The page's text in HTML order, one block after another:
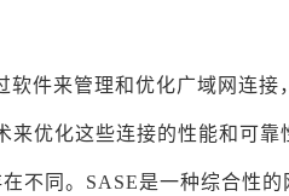
软件来管理和优化广域网连接
优化这些连接的性能和可靠
不同。SASE是一种综合性的